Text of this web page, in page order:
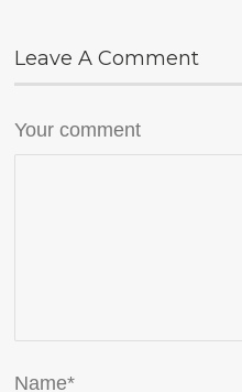
Leave A Comment
Your comment
Name*